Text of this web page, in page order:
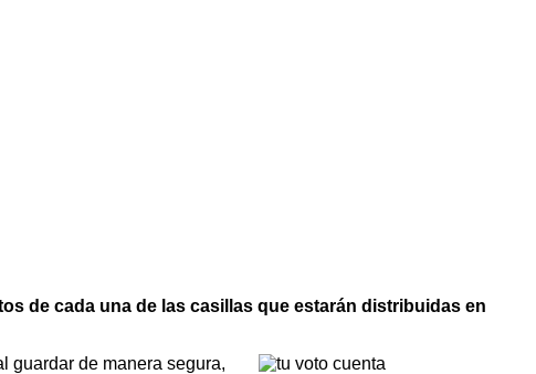
de cada una de las casillas que estarán distribuidas en
guardar de manera segura,